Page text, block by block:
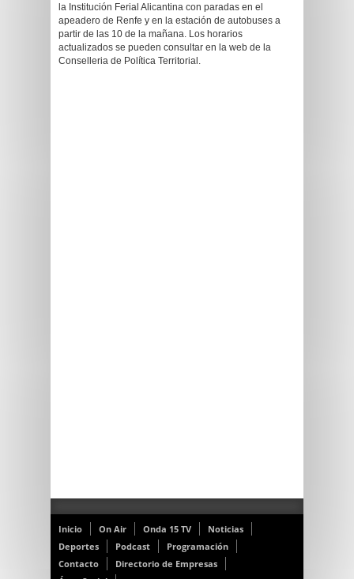
la Institución Ferial Alicantina con paradas en el
apeadero de Renfe y en la estación de autobuses a
partir de las 10 de la mañana. Los horarios
actualizados se pueden consultar en la web de la
Conselleria de Política Territorial.
Inicio On Air Onda 15 TV
Noticias
Deportes
Podcast
Programación
Contacto
Directorio de Empresas